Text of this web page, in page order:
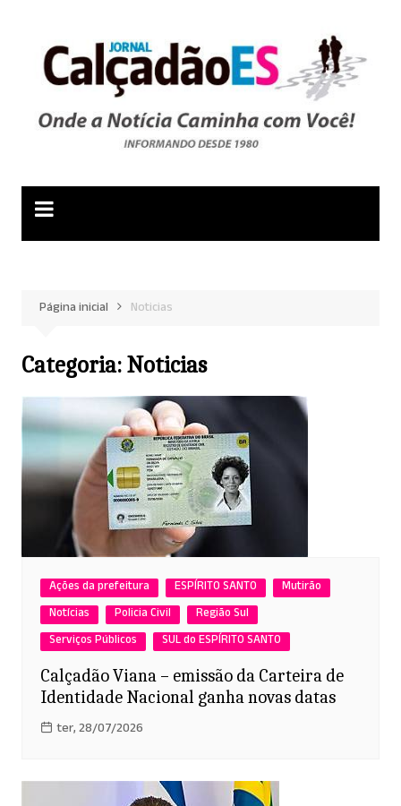
conteúdo
Página inicial Noticias
Categoria: Noticias
Ações da prefeitura ESPÍRITO SANTO
Mutirão
Notícias
Policia Civil
Região Sul
Serviços Públicos
SUL do ESPÍRITO SANTO
Calçadão Viana – emissão da Carteira de
Identidade Nacional ganha novas datas
ter, 28/07/2026